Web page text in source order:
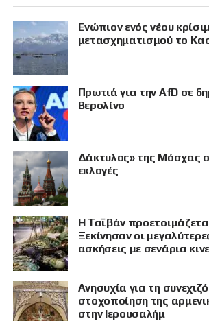
Eνώπιον ενός νέου
μετασχηματισμού το
Πρωτιά για την AfD σε
Βερολίνο
Δάκτυλος» της Μόσχας
εκλογές
Η Ταϊβάν
Ξεκίνησαν οι
ασκήσεις με σενάρια
Ανησυχία για τη
στοχοποίηση της
στην Ιερουσαλήμ